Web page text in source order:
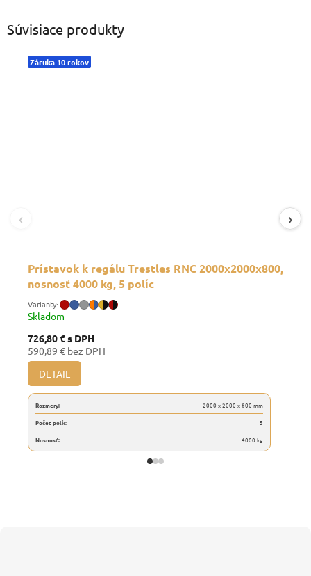
Súvisiace produkty
Záruka 10 rokov
Prístavok k regálu Trestles RNC 2000x2000x800,
nosnosť 4000 kg, 5 políc
Skladom
726,80 €s DPH
590,89 € bez DPH
DETAIL
Rozmery:
2000 x 2000 x 800 mm
Počet políc:
5
Nosnosť:
4000 kg
‹ ›